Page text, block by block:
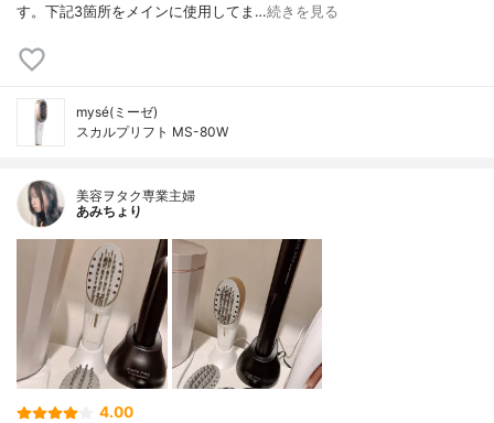
す。下記3箇所をメインに使用してま…続きを見る
mysé(ミーゼ)
スカルプリフト MS-80W
美容ヲタク専業主婦
あみちょり
4.00